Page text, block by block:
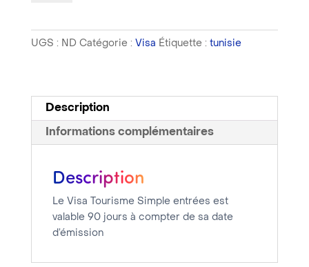
-
Tunisie
entrée
UGS : ND Catégorie : Visa Étiquette : tunisie
Description
Informations complémentaires
Description
Le Visa Tourisme Simple entrées est
valable 90 jours à compter de sa date
d’émission